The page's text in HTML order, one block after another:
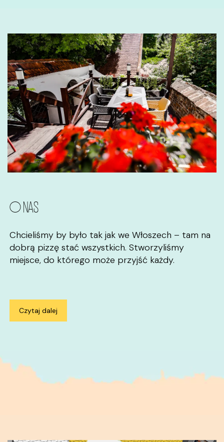
O NAS
Chcieliśmy by było tak jak we Włoszech – tam na
dobrą pizzę stać wszystkich. Stworzyliśmy
miejsce, do którego może przyjść każdy.
Czytaj dalej